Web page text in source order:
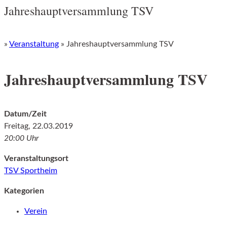
Jahreshauptversammlung TSV
» Veranstaltung » Jahreshauptversammlung TSV
Jahreshauptversammlung TSV
Datum/Zeit
Freitag, 22.03.2019
20:00 Uhr
Veranstaltungsort
TSV Sportheim
Kategorien
Verein